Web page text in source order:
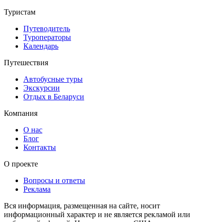
Туристам
Путеводитель
Туроператоры
Календарь
Путешествия
Автобусные туры
Экскурсии
Отдых в Беларуси
Компания
О нас
Блог
Контакты
О проекте
Вопросы и ответы
Реклама
Вся информация, размещенная на сайте, носит
информационный характер и не является рекламой или